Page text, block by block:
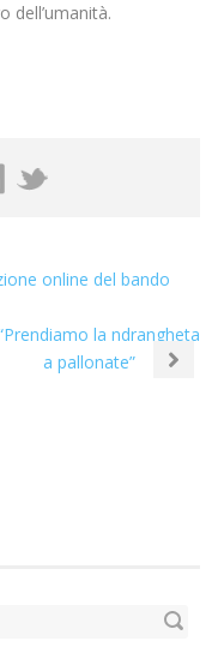
dell’umanità.
online del bando
la ndrangheta
a pallonate”